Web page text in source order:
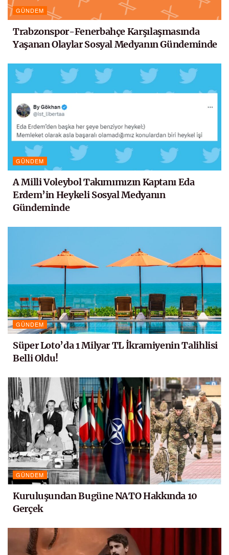
GÜNDEM
Trabzonspor-Fenerbahçe Karşılaşmasında
Yaşanan Olaylar Sosyal Medyanın Gündeminde
GÜNDEM
A Milli Voleybol Takımımızın Kaptanı Eda
Erdem’in Heykeli Sosyal Medyanın
Gündeminde
GÜNDEM
Süper Loto’da 1 Milyar TL İkramiyenin Talihlisi
Belli Oldu!
GÜNDEM
Kuruluşundan Bugüne NATO Hakkında 10
Gerçek